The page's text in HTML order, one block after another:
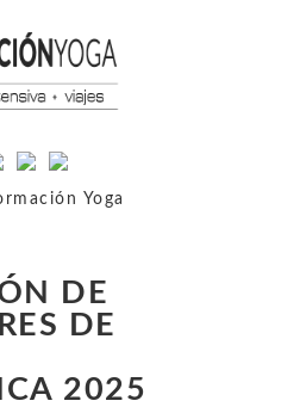
Yoga
DE
DE
2025